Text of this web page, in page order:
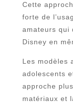
Cette
forte de
amateurs qui
Disney en
Les modèles
adolescents
approche
matériaux et